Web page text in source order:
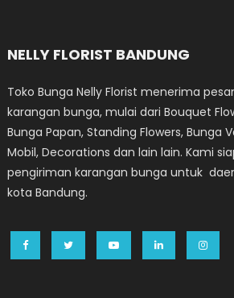
NELLY FLORIST BANDUNG
Toko Bunga Nelly Florist menerima
karangan bunga, mulai dari Bouquet
Bunga Papan, Standing Flowers, Bunga
Mobil, Decorations dan lain lain. Kami
pengiriman karangan bunga untuk
kota Bandung.